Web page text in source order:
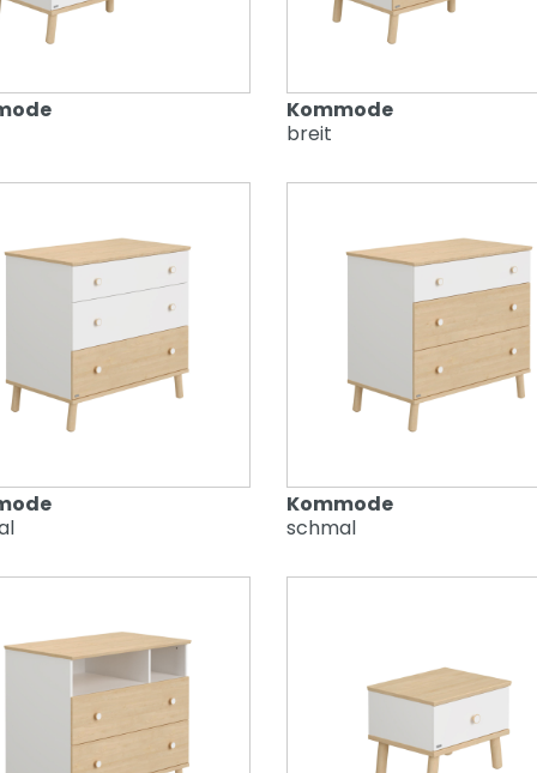
Kommode
breit
Kommode
schmal